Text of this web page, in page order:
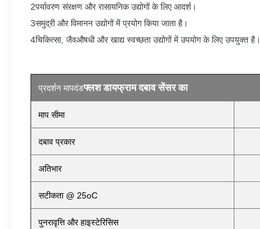
2पर्यावरण संरक्षण और रासायनिक उद्योगों के लिए आदर्श।
3समुद्री और विमानन उद्योगों में प्रयोग किया जाता है।
4चिकित्सा, जैवऔषधी और खाद्य स्वच्छता उद्योगों में उपयोग के लिए उपयुक्त है।
प्रदर्शन मापदंडफ्लश डायफ्राम दबाव सेंसर का
माप सीमा
दबाव प्रकार
अतिभार
सटीकता @ 25oC
पुनरावृत्ति और हाइस्टेरिसिस